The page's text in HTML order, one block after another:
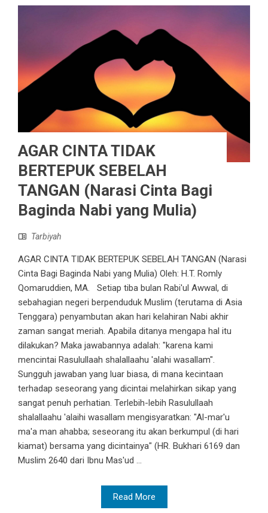
AGAR CINTA TIDAK
BERTEPUK SEBELAH
TANGAN (Narasi Cinta Bagi
Baginda Nabi yang Mulia)
Tarbiyah
AGAR CINTA TIDAK BERTEPUK SEBELAH TANGAN (Narasi
Cinta Bagi Baginda Nabi yang Mulia) Oleh: H.T. Romly
Qomaruddien, MA. Setiap tiba bulan Rabi'ul Awwal, di
sebahagian negeri berpenduduk Muslim (terutama di Asia
Tenggara) penyambutan akan hari kelahiran Nabi akhir
zaman sangat meriah. Apabila ditanya mengapa hal itu
dilakukan? Maka jawabannya adalah: "karena kami
mencintai Rasulullaah shalallaahu 'alahi wasallam".
Sungguh jawaban yang luar biasa, di mana kecintaan
terhadap seseorang yang dicintai melahirkan sikap yang
sangat penuh perhatian. Terlebih-lebih Rasulullaah
shalallaahu 'alaihi wasallam mengisyaratkan: "Al-mar'u
ma'a man ahabba; seseorang itu akan berkumpul (di hari
kiamat) bersama yang dicintainya" (HR. Bukhari 6169 dan
Muslim 2640 dari Ibnu Mas'ud ...
Read More